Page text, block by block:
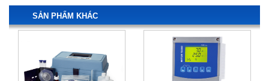
SẢN PHẨM KHÁC